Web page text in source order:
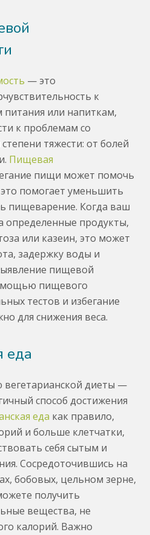
— это
к
или напиткам,
к проблемам со
тяжести: от болей
Пищевая
пищи может помочь
помогает уменьшить
пищеварение. Когда ваш
определенные продукты,
или казеин, это может
задержку воды и
пищевой
пищевого
тестов и избегание
для снижения веса.
еда
диеты —
способ достижения
еда как правило,
и больше клетчатки,
себя сытым и
Сосредоточившись на
бобовых, цельном зерне,
получить
вещества, не
калорий. Важно